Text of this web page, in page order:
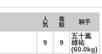
人
気
着
順
騎手
9 9
五十嵐
雄祐
(60.0kg)